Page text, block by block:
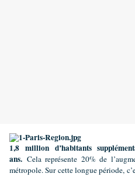
1,8 million d’habitants
ans. Cela représente 20% de
métropole. Sur cette longue période,